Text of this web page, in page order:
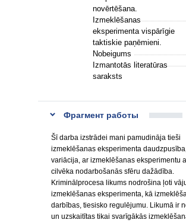
novērtēšana.
Izmeklēšanas
eksperimenta vispārīgie
taktiskie paņēmieni.
Nobeigums
Izmantotās literatūras
saraksts
Фрагмент работы
Šī darba izstrādei mani pamudināja tieši
izmeklēšanas eksperimenta
variācija, ar izmeklēšanas eksperimentu
cilvēka nodarbošanās sfēru dažādība.
Kriminālprocesa likums nodrošina ļoti
izmeklēšanas eksperimenta, kā
darbības, tiesisko regulējumu. Likumā ir
un uzskaitītas tikai svarīgākās